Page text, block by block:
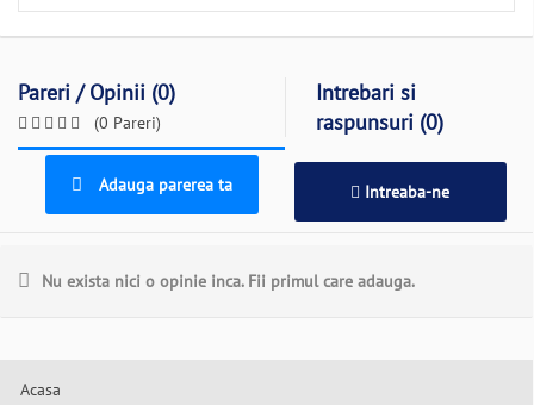
Pareri / Opinii (0)
(0 Pareri)
Intrebari si
raspunsuri (0)
Adauga parerea ta Intreaba-ne
Nu exista nici o opinie inca. Fii primul care adauga.
Acasa